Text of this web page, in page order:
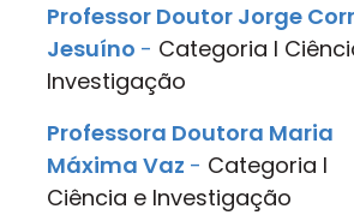
Professor Doutor Jorge
Jesuíno - Categoria I
lnvestigação
Professora Doutora Maria
Máxima Vaz - Categoria I
Ciência e lnvestigação